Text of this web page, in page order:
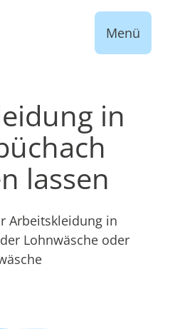
Menü
in
lassen
Arbeitskleidung in
Lohnwäsche oder